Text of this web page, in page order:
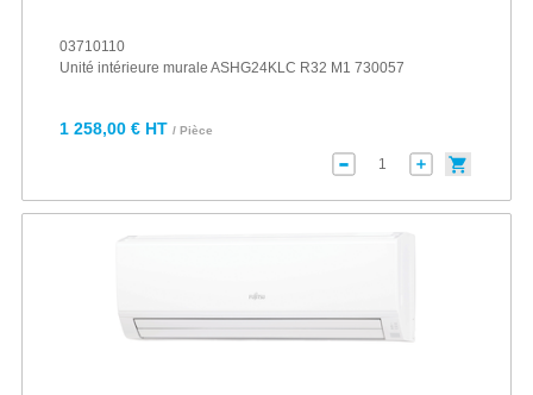
03710110
Unité intérieure murale ASHG24KLC R32 M1 730057
1 258,00 € HT / Pièce